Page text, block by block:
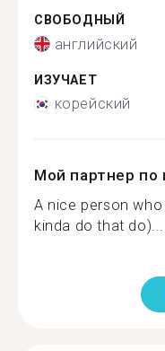
СВОБОДНЫЙ
английский
ИЗУЧАЕТ
корейский
Мой партнер по
A nice person who
kinda do that do)...